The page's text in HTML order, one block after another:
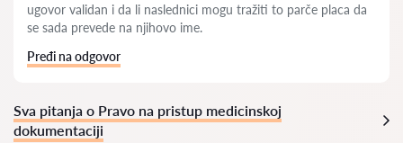
ugovor validan i da li naslednici mogu tražiti to parče placa da
se sada prevede na njihovo ime.
Pređi na odgovor
Sva pitanja o Pravo na pristup medicinskoj
dokumentaciji